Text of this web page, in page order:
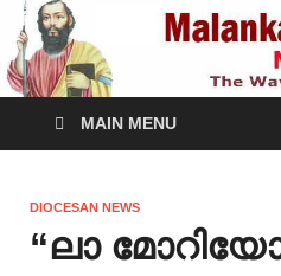
TV
MAIN MENU
DIOCESAN NEWS
“ലാ